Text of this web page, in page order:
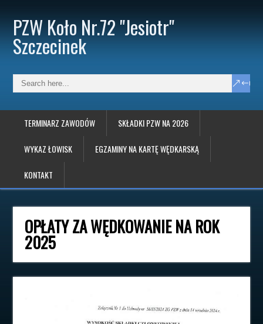
PZW Koło Nr.72 "Jesiotr"
Szczecinek
TERMINARZ ZAWODÓW SKŁADKI PZW NA 2026
WYKAZ ŁOWISK EGZAMINY NA KARTĘ WĘDKARSKĄ
KONTAKT
OPŁATY ZA WĘDKOWANIE NA ROK
2025